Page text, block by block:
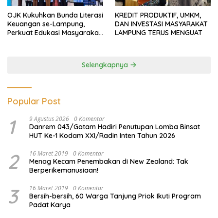
OJK Kukuhkan Bunda Literasi
Keuangan se-Lampung,
Perkuat Edukasi Masyarakat
KREDIT PRODUKTIF, UMKM,
DAN INVESTASI MASYARAKAT
LAMPUNG TERUS MENGUAT
Selengkapnya
Popular Post
1 9 Agustus 2026 0 Komentar
Danrem 043/Gatam Hadiri Penutupan Lomba Binsat
HUT Ke-1 Kodam XXI/Radin Inten Tahun 2026
2 16 Maret 2019 0 Komentar
Menag Kecam Penembakan di New Zealand: Tak
Berperikemanusiaan!
3 16 Maret 2019 0 Komentar
Bersih-bersih, 60 Warga Tanjung Priok Ikuti Program
Padat Karya